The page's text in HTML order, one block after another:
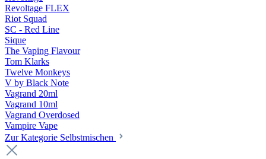
Revoltage FLEX
Riot Squad
SC - Red Line
Sique
The Vaping Flavour
Tom Klarks
Twelve Monkeys
V by Black Note
Vagrand 20ml
Vagrand 10ml
Vagrand Overdosed
Vampire Vape
Zur Kategorie Selbstmischen